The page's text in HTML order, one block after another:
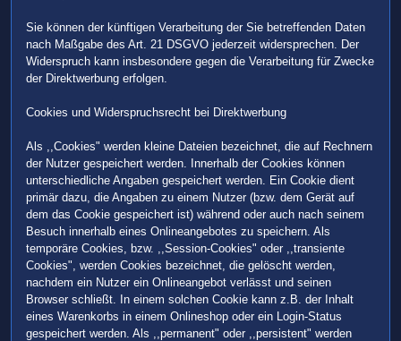
Sie können der künftigen Verarbeitung der Sie betreffenden Daten
nach Maßgabe des Art. 21 DSGVO jederzeit widersprechen. Der
Widerspruch kann insbesondere gegen die Verarbeitung für Zwecke
der Direktwerbung erfolgen.
Cookies und Widerspruchsrecht bei Direktwerbung
Als ,,Cookies" werden kleine Dateien bezeichnet, die auf Rechnern
der Nutzer gespeichert werden. Innerhalb der Cookies können
unterschiedliche Angaben gespeichert werden. Ein Cookie dient
primär dazu, die Angaben zu einem Nutzer (bzw. dem Gerät auf
dem das Cookie gespeichert ist) während oder auch nach seinem
Besuch innerhalb eines Onlineangebotes zu speichern. Als
temporäre Cookies, bzw. ,,Session-Cookies" oder ,,transiente
Cookies", werden Cookies bezeichnet, die gelöscht werden,
nachdem ein Nutzer ein Onlineangebot verlässt und seinen
Browser schließt. In einem solchen Cookie kann z.B. der Inhalt
eines Warenkorbs in einem Onlineshop oder ein Login-Status
gespeichert werden. Als ,,permanent" oder ,,persistent" werden